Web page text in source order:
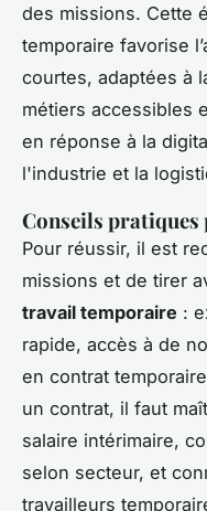
des missions. Cette
temporaire favorise
courtes, adaptées à
métiers accessibles
en réponse à la
l'industrie et la
Conseils
Pour réussir, il est
missions et de tirer
travail temporaire :
rapide, accès à de
en contrat
un contrat, il faut
salaire intérimaire,
selon secteur, et
travailleurs